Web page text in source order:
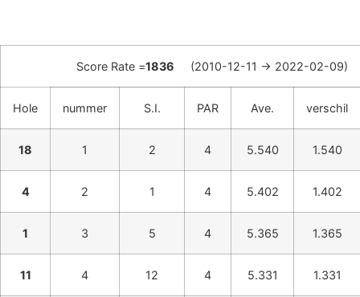
Score Rate =1836 (2010-12-11 -> 2022-02-09)
Hole nummer S.I. PAR Ave. verschil
18 1 2 4 5.540 1.540
4 2 1 4 5.402 1.402
1 3 5 4 5.365 1.365
11 4 12 4 5.331 1.331